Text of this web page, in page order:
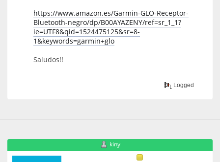
https://www.amazon.es/Garmin-GLO-Receptor-
Bluetooth-negro/dp/B00AYAZENY/ref=sr_1_1?
ie=UTF8&qid=1524475125&sr=8-
1&keywords=garmin+glo
Saludos!!
Logged
kiny